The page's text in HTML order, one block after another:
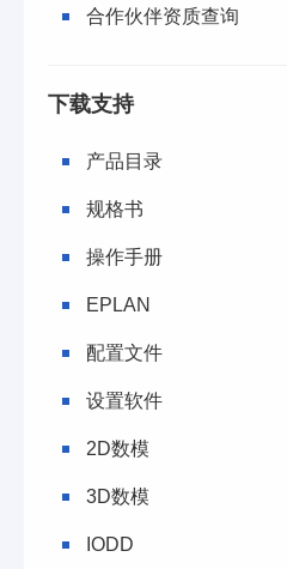
合作伙伴资质查询
下载支持
产品目录
规格书
操作手册
EPLAN
配置文件
设置软件
2D数模
3D数模
IODD